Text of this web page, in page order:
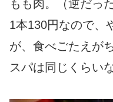
もも肉。（逆だっ
1本130円なので、
が、食べごたえが
スパは同じくらい